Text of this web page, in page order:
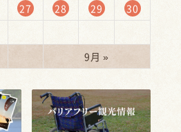
27 28 29
30
9月 »